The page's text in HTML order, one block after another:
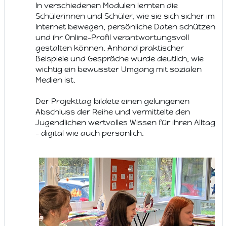
In verschiedenen Modulen lernten die
Schülerinnen und Schüler, wie sie sich sicher im
Internet bewegen, persönliche Daten schützen
und ihr Online-Profil verantwortungsvoll
gestalten können. Anhand praktischer
Beispiele und Gespräche wurde deutlich, wie
wichtig ein bewusster Umgang mit sozialen
Medien ist.
Der Projekttag bildete einen gelungenen
Abschluss der Reihe und vermittelte den
Jugendlichen wertvolles Wissen für ihren Alltag
– digital wie auch persönlich.